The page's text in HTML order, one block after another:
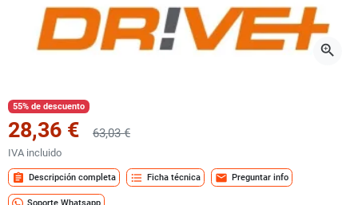
zoom_in
55% de descuento
28,36 € 63,03 €
IVA incluido
assignment Descripción completa format_list_bulleted Ficha técnica mail Preguntar info